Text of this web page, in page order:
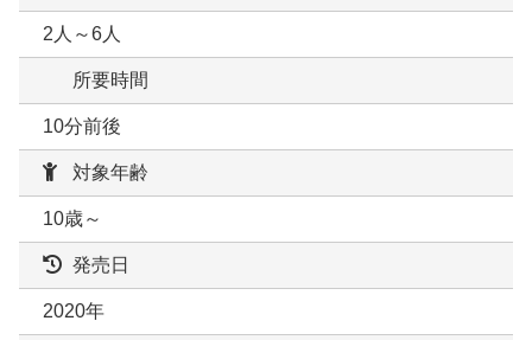
2人～6人
所要時間
10分前後
対象年齢
10歳～
発売日
2020年